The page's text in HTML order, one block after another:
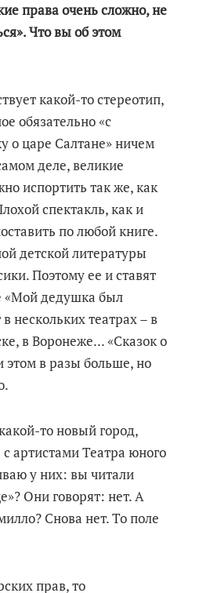
права очень сложно, не
Что вы об этом
какой-то стереотип,
обязательно «с
о царе Салтане» ничем
деле, великие
испортить так же, как
спектакль, как и
по любой книге.
детской литературы
Поэтому ее и ставят
«Мой дедушка был
нескольких театрах – в
в Воронеже... «Сказок о
этом в разы больше, но
то новый город,
артистами Театра юного
у них: вы читали
Они говорят: нет. А
Снова нет. То поле
прав, то